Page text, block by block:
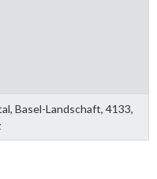
Basel-Landschaft, 4133,